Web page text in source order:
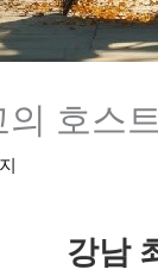
호스
강남